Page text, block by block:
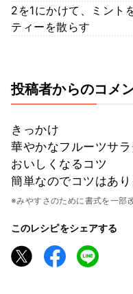
2を1にかけて、ミント
ティーを散らす
投稿者からのコメ
きっかけ
華やかなフルーツサ
おいしくなるコツ
簡単なのでコツはあ
※みやすさのために書式を一部
このレシピをシェアする